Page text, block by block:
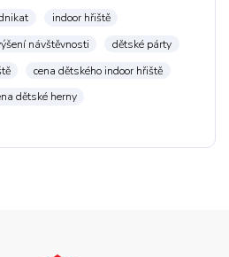
indoor hřiště
návštěvnosti
dětské párty
cena dětského indoor hřiště
dětské herny